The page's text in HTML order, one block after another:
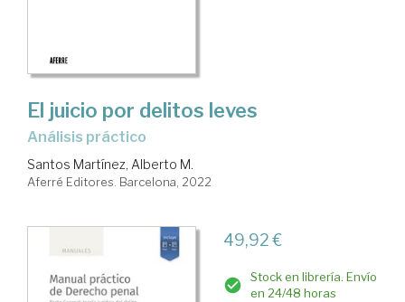
El juicio por delitos leves
Análisis práctico
Santos Martínez, Alberto M.
Aferré Editores. Barcelona, 2022
49,92 €
Stock en librería. Envío
en 24/48 horas